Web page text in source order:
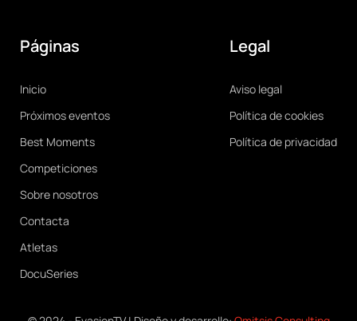
Páginas
Main
navigation
Inicio
Próximos eventos
Best Moments
Competiciones
Sobre nosotros
Contacta
Atletas
DocuSeries
Legal
Legal
Aviso legal
Política de cookies
Política de privacidad